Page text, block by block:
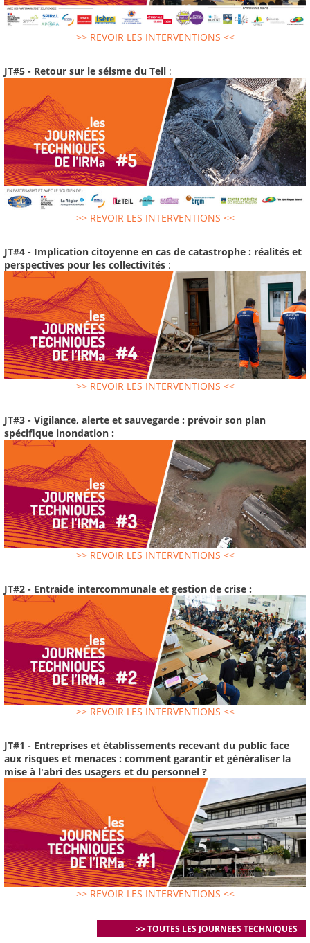
>> REVOIR LES INTERVENTIONS <<
JT#5 - Retour sur le séisme du Teil :
>> REVOIR LES INTERVENTIONS <<
JT#4 - Implication citoyenne en cas de catastrophe : réalités et
perspectives pour les collectivités :
>> REVOIR LES INTERVENTIONS <<
JT#3 - Vigilance, alerte et sauvegarde : prévoir son plan
spécifique inondation :
>> REVOIR LES INTERVENTIONS <<
JT#2 - Entraide intercommunale et gestion de crise :
>> REVOIR LES INTERVENTIONS <<
JT#1 - Entreprises et établissements recevant du public face
aux risques et menaces : comment garantir et généraliser la
mise à l'abri des usagers et du personnel ?
>> REVOIR LES INTERVENTIONS <<
>> TOUTES LES JOURNEES TECHNIQUES